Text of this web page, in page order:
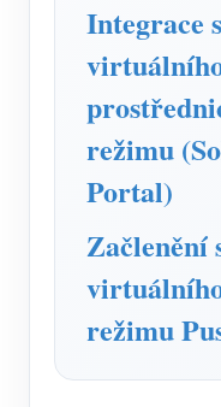
Virtuální
Aplikace
Monitor
Monitor
Řídicí
Ukládat
Zdroje
Rychlý start
Dokument
Výukové
Vývojář
Integrace
režimu
Portal)
Začlenění
režimu